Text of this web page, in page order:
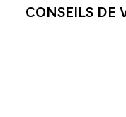
CONSEILS DE